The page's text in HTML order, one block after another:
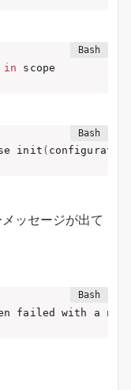
in scope
init (
ッセージが出て
failed with a